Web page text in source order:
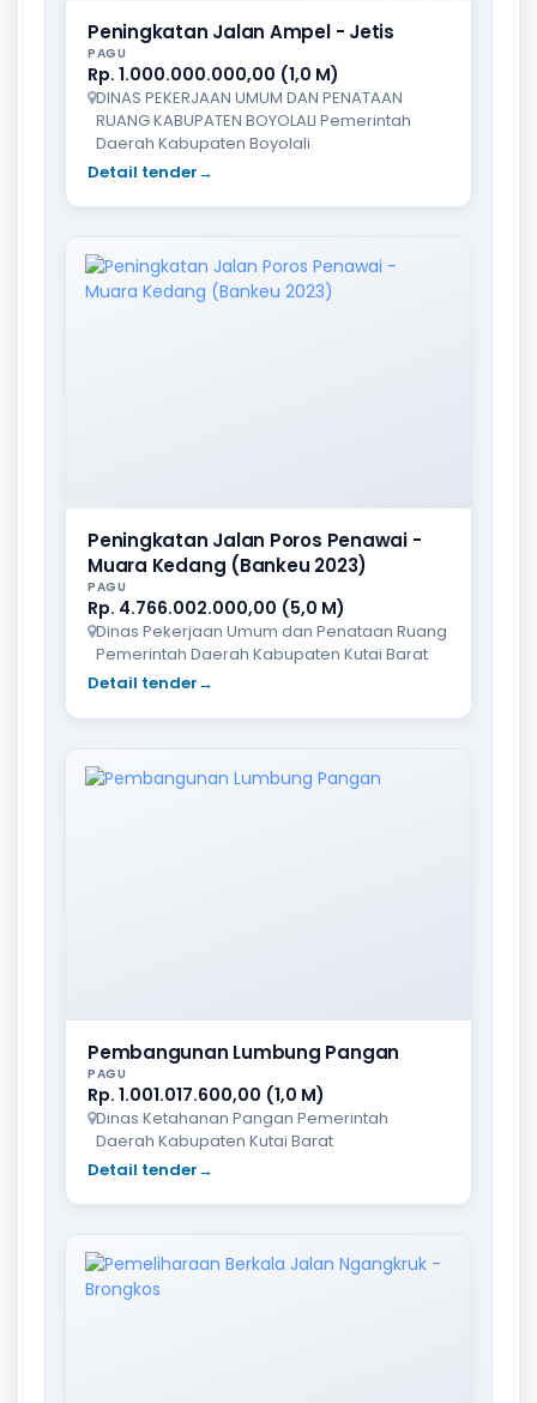
Peningkatan Jalan Ampel - Jetis
PAGU
Rp. 1.000.000.000,00 (1,0 M)
DINAS PEKERJAAN UMUM DAN PENATAAN
RUANG KABUPATEN BOYOLALI Pemerintah
Daerah Kabupaten Boyolali
Detail tender→
Peningkatan Jalan Poros Penawai -
Muara Kedang (Bankeu 2023)
PAGU
Rp. 4.766.002.000,00 (5,0 M)
Dinas Pekerjaan Umum dan Penataan Ruang
Pemerintah Daerah Kabupaten Kutai Barat
Detail tender→
Pembangunan Lumbung Pangan
PAGU
Rp. 1.001.017.600,00 (1,0 M)
Dinas Ketahanan Pangan Pemerintah
Daerah Kabupaten Kutai Barat
Detail tender→